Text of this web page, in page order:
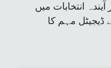
انتخابات میں
ڈیجیٹل مہم کا